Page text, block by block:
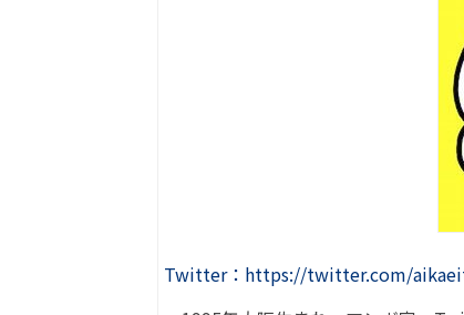
Twitter：https://twitter.com/